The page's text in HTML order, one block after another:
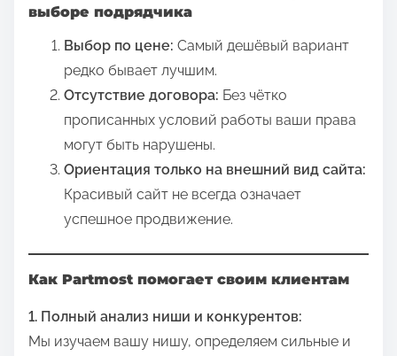
выборе подрядчика
Выбор по цене: Самый дешёвый вариант
редко бывает лучшим.
Отсутствие договора: Без чётко
прописанных условий работы ваши права
могут быть нарушены.
Ориентация только на внешний вид сайта:
Красивый сайт не всегда означает
успешное продвижение.
Как Partmost помогает своим клиентам
1. Полный анализ ниши и конкурентов:
Мы изучаем вашу нишу, определяем сильные и